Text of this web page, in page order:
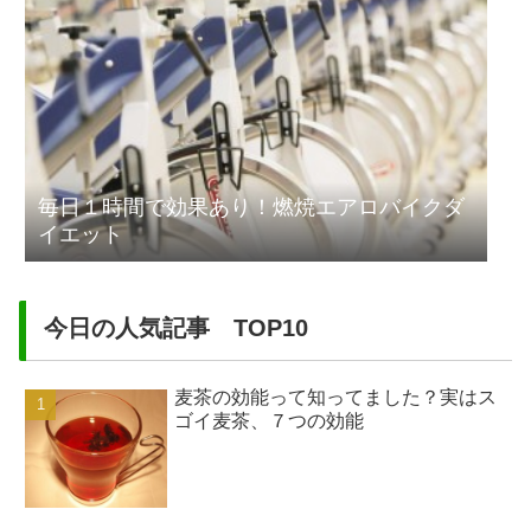
毎日１時間で効果あり！燃焼エアロバイクダ
イエット
今日の人気記事 TOP10
麦茶の効能って知ってました？実はス
ゴイ麦茶、７つの効能